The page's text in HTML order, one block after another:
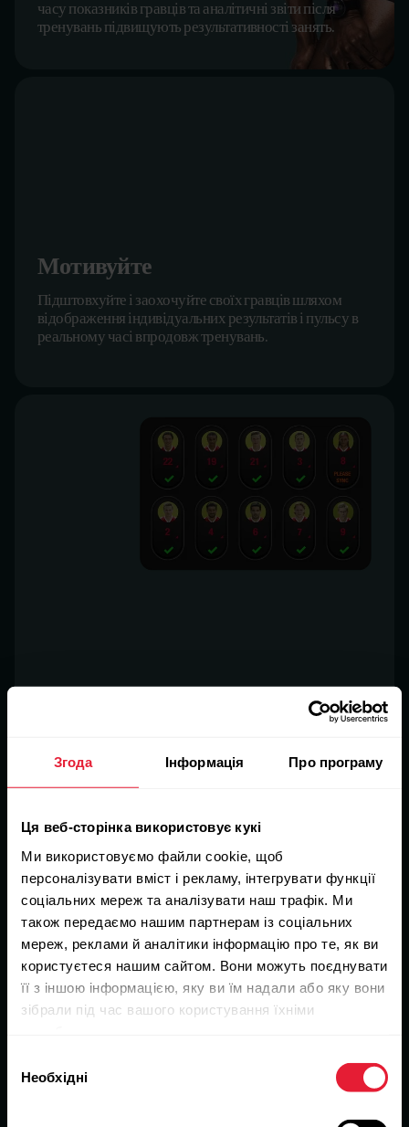
Згода Інформація Про програму
Ця веб-сторінка використовує кукі
Ми використовуємо файли cookie, щоб
персоналізувати вміст і рекламу, інтегрувати функції
соціальних мереж та аналізувати наш трафік. Ми
також передаємо нашим партнерам із соціальних
мереж, реклами й аналітики інформацію про те, як ви
користуєтеся нашим сайтом. Вони можуть поєднувати
її з іншою інформацією, яку ви їм надали або яку вони
зібрали під час вашого користування їхніми
Polar Файли cookie
згоди
Необхідні
часу показників гравців та аналітичні звіти після
тренувань підвищують результативності занять.
Мотивуйте
Підштовхуйте і заохочуйте своїх гравців шляхом
відображення індивідуальних результатів і пульсу в
Вдосконалюйте
Плануйте тренувальні сезони та розробляйте
програми тренувань з урахуванням даних
моніторингу гравців для досягнення оптимальної